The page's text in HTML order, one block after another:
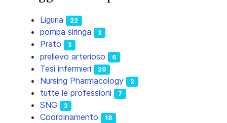
Liguria 22
pompa siringa 3
Prato 3
prelievo arterioso 6
Tesi infermieri 29
Nursing Pharmacology 2
tutte le professioni 7
SNG 3
Coordinamento 18